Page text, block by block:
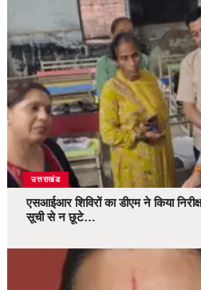
उत्तराखंड
एसआईआर शिविरों का डीएम ने किया
सूची से न छूटे…